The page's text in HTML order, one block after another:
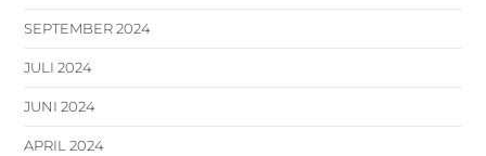
SEPTEMBER 2024
JULI 2024
JUNI 2024
APRIL 2024